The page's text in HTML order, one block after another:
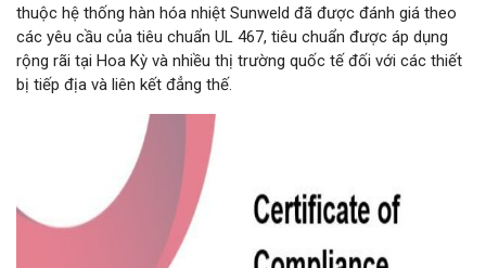
thuộc hệ thống hàn hóa nhiệt Sunweld đã được đánh giá theo
các yêu cầu của tiêu chuẩn UL 467, tiêu chuẩn được áp dụng
rộng rãi tại Hoa Kỳ và nhiều thị trường quốc tế đối với các thiết
bị tiếp địa và liên kết đẳng thế.